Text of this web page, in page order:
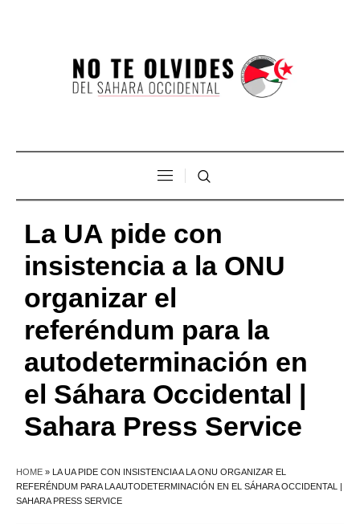
La UA pide con
insistencia a la ONU
organizar el
referéndum para la
autodeterminación en
el Sáhara Occidental |
Sahara Press Service
HOME » LA UA PIDE CON INSISTENCIA A LA ONU ORGANIZAR EL
REFERÉNDUM PARA LA AUTODETERMINACIÓN EN EL SÁHARA OCCIDENTAL |
SAHARA PRESS SERVICE